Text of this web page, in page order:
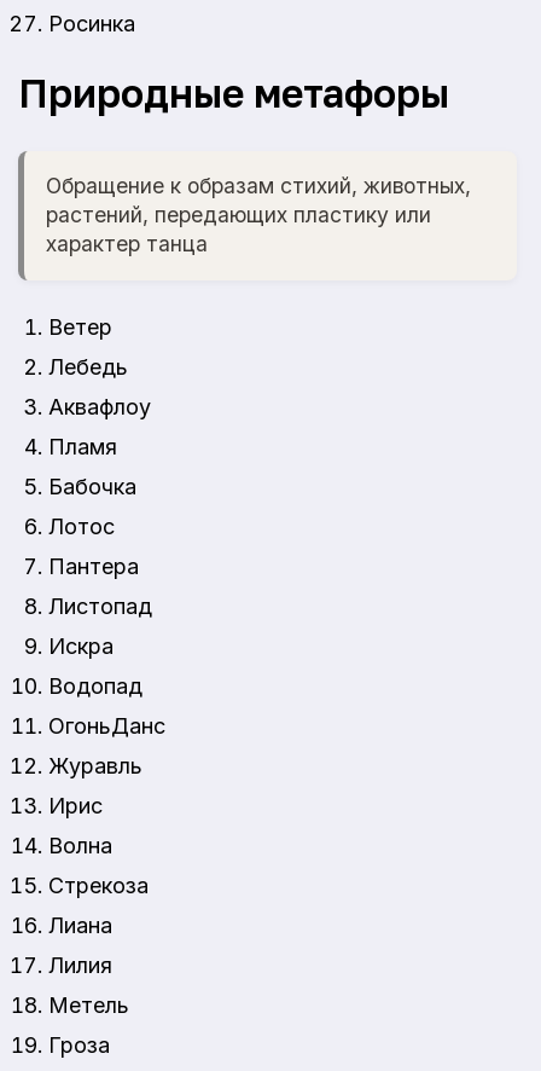
Росинка
Природные метафоры
Обращение к образам стихий, животных,
растений, передающих пластику или
характер танца
Ветер
Лебедь
Аквафлоу
Пламя
Бабочка
Лотос
Пантера
Листопад
Искра
Водопад
ОгоньДанс
Журавль
Ирис
Волна
Стрекоза
Лиана
Лилия
Метель
Гроза